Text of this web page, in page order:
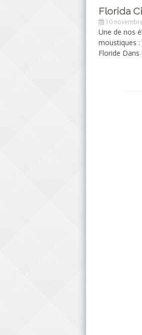
Florida
10
Une de nos
moustiques :
Floride